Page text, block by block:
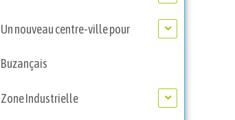
Un nouveau centre-ville pour
Buzançais
Zone Industrielle